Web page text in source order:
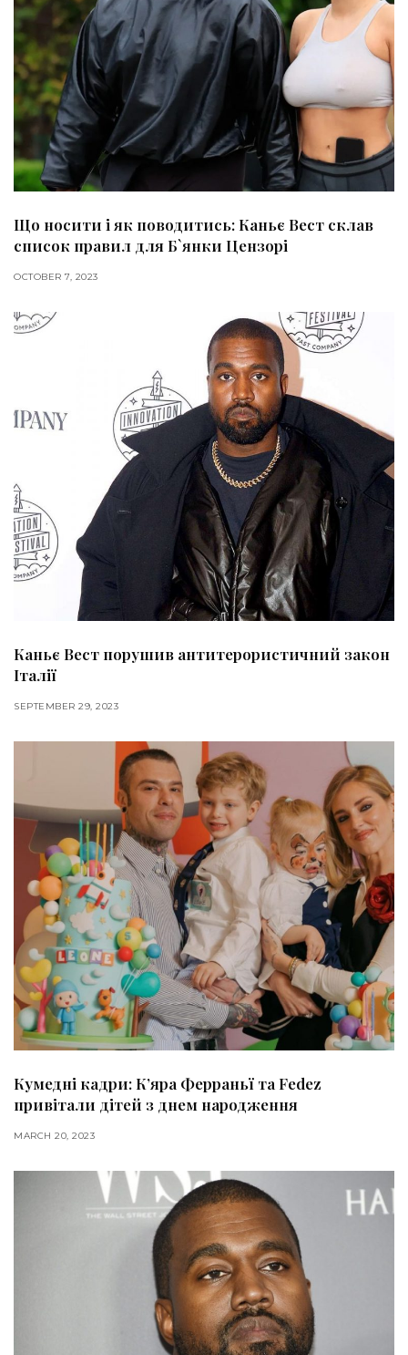
Що носити і як поводитись: Каньє Вест склав
список правил для Б`янки Цензорі
OCTOBER 7, 2023
Каньє Вест порушив антитерористичний закон
Італії
SEPTEMBER 29, 2023
Кумедні кадри: К’яра Ферраньї та Fedez
привітали дітей з днем народження
MARCH 20, 2023